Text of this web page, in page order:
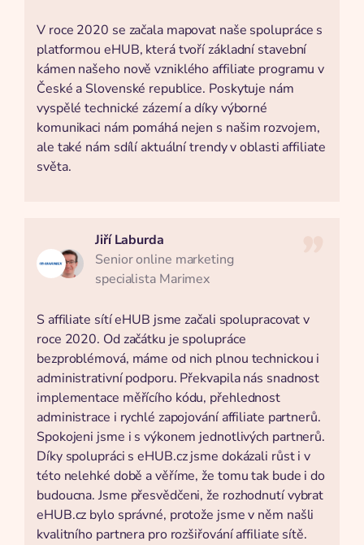
V roce 2020 se začala mapovat naše spolupráce s
platformou eHUB, která tvoří základní stavební
kámen našeho nově vzniklého affiliate programu v
České a Slovenské republice. Poskytuje nám
vyspělé technické zázemí a díky výborné
komunikaci nám pomáhá nejen s našim rozvojem,
ale také nám sdílí aktuální trendy v oblasti affiliate
světa.
Jiří Laburda
Senior online marketing
specialista Marimex
S affiliate sítí eHUB jsme začali spolupracovat v
roce 2020. Od začátku je spolupráce
bezproblémová, máme od nich plnou technickou i
administrativní podporu. Překvapila nás snadnost
implementace měřícího kódu, přehlednost
administrace i rychlé zapojování affiliate partnerů.
Spokojeni jsme i s výkonem jednotlivých partnerů.
Díky spolupráci s eHUB.cz jsme dokázali růst i v
této nelehké době a věříme, že tomu tak bude i do
budoucna. Jsme přesvědčeni, že rozhodnutí vybrat
eHUB.cz bylo správné, protože jsme v něm našli
kvalitního partnera pro rozšiřování affiliate sítě.